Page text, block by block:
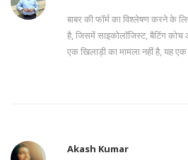
बाबर की फॉर्म का विश्लेषण करने के
है, जिसमें साइकोलॉजिस्ट, बैटिंग कोच
एक खिलाड़ी का मामला नहीं है, यह
Akash Kumar